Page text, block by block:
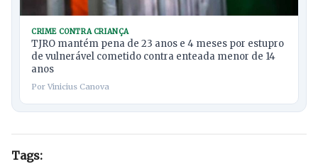
CRIME CONTRA CRIANÇA
TJRO mantém pena de 23 anos e 4 meses por estupro
de vulnerável cometido contra enteada menor de 14
anos
Por Vinicius Canova
Tags: